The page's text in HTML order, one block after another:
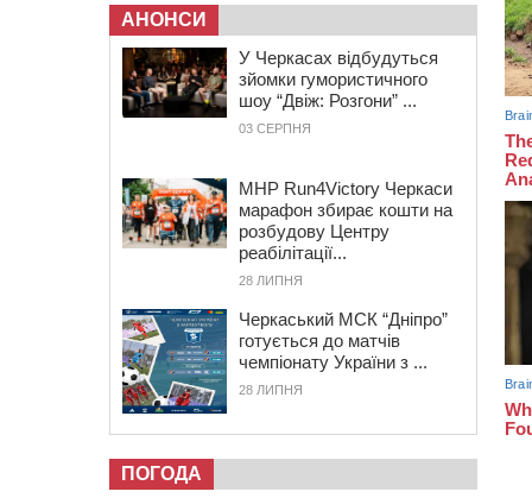
АНОНСИ
У Черкасах відбудуться
зйомки гумористичного
шоу “Двіж: Розгони” ...
03 СЕРПНЯ
MHP Run4Victory Черкаси
марафон збирає кошти на
розбудову Центру
реабілітації...
28 ЛИПНЯ
Черкаський МСК “Дніпро”
готується до матчів
чемпіонату України з ...
28 ЛИПНЯ
ПОГОДА